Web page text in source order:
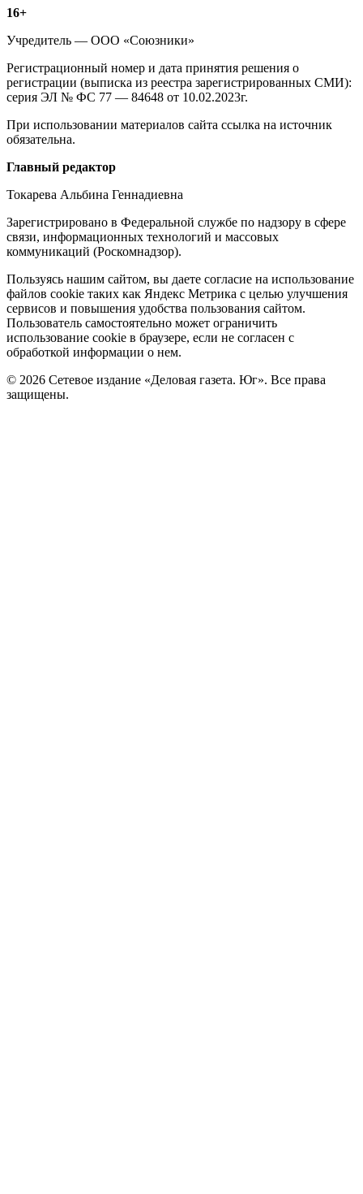
Информация
о
издании
16+
Учредитель — ООО «Союзники»
Регистрационный номер и дата принятия решения о
регистрации (выписка из реестра зарегистрированных СМИ):
серия ЭЛ № ФС 77 — 84648 от 10.02.2023г.
При использовании материалов сайта ссылка на источник
обязательна.
Редакция
Главный редактор
Токарева Альбина Геннадиевна
Зарегистрировано в Федеральной службе по надзору в сфере
связи, информационных технологий и массовых
коммуникаций (Роскомнадзор).
Политика
cookie
Пользуясь нашим сайтом, вы даете согласие на использование
файлов cookie таких как Яндекс Метрика с целью улучшения
сервисов и повышения удобства пользования сайтом.
Пользователь самостоятельно может ограничить
использование cookie в браузере, если не согласен с
обработкой информации о нем.
© 2026 Сетевое издание «Деловая газета. Юг». Все права
защищены.